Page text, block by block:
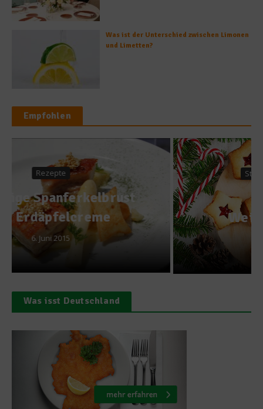
Was ist der Unterschied zwischen Limonen
und Limetten?
Empfohlen
Stoppt die Verschwendung
Restefreie
Weihnachtsbäckerei
29. November 2016
Was isst Deutschland